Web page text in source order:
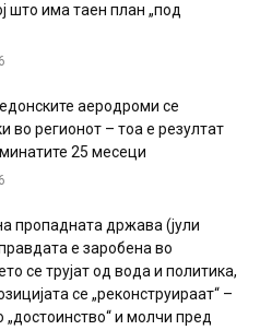
што има таен план „под
аеродроми се
во регионот – тоа е резултат
25 месеци
пропадната држава (јули
е заробена во
се трујат од вода и политика,
се „реконструираат“ –
„достоинство“ и молчи пред